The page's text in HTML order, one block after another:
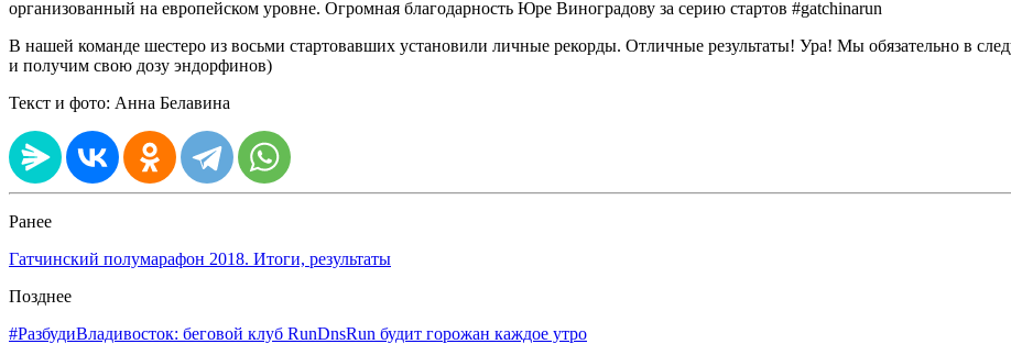
организованный на европейском уровне. Огромная благодарность Юре Виноградову за серию стартов #gatchinarun
В нашей команде шестеро из восьми стартовавших установили личные рекорды. Отличные результаты! Ура! Мы обязательно в
и получим свою дозу эндорфинов)
Текст и фото: Анна Белавина
Ранее
Гатчинский полумарафон 2018. Итоги, результаты
Позднее
#РазбудиВладивосток: беговой клуб RunDnsRun будит горожан каждое утро